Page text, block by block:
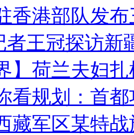
香港部队发
者王冠探访新
】荷兰夫妇
看规划：首
藏军区某特